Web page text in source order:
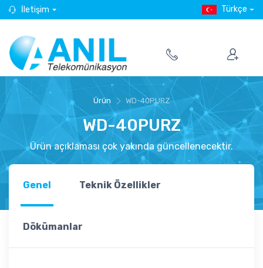
İletişim Türkçe
Ürün WD-40PURZ
WD-40PURZ
Ürün açıklaması çok yakında güncellenecektir.
Genel Teknik Özellikler
Dökümanlar